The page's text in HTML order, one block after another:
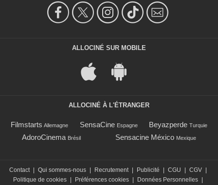
ALLOCINÉ SUR MOBILE
ALLOCINÉ À L'ÉTRANGER
Filmstarts Allemagne SensaCine Espagne Beyazperde Turquie
AdoroCinema Brésil Sensacine México Mexique
Contact | Qui sommes-nous | Recrutement | Publicité | CGU | CGV |
Politique de cookies | Préférences cookies | Données Personnelles |